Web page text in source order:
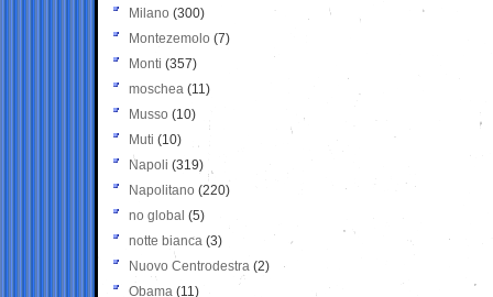
Milano (300)
Montezemolo (7)
Monti (357)
moschea (11)
Musso (10)
Muti (10)
Napoli (319)
Napolitano (220)
no global (5)
notte bianca (3)
Nuovo Centrodestra (2)
Obama (11)